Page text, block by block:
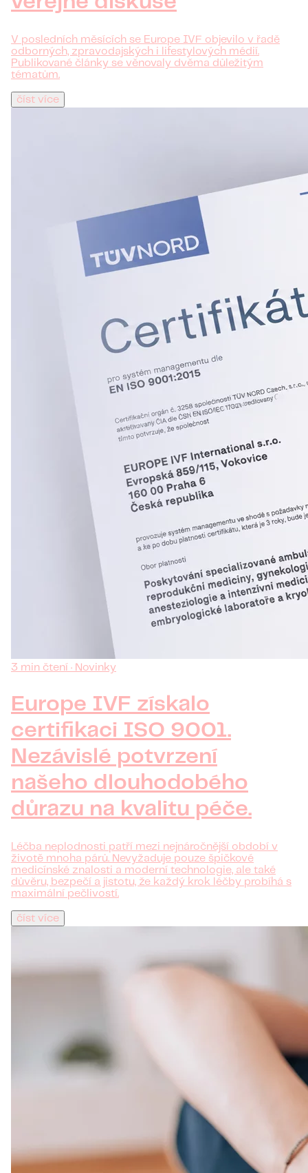
V posledních měsících se Europe IVF objevilo v řadě
odborných, zpravodajských i lifestylových médií.
Publikované články se věnovaly dvěma důležitým
tématům.
číst více
3 min čtení · Novinky
Europe IVF získalo
certifikaci ISO 9001.
Nezávislé potvrzení
našeho dlouhodobého
důrazu na kvalitu péče.
Léčba neplodnosti patří mezi nejnáročnější období v
životě mnoha párů. Nevyžaduje pouze špičkové
medicínské znalosti a moderní technologie, ale také
důvěru, bezpečí a jistotu, že každý krok léčby probíhá s
maximální pečlivostí.
číst více